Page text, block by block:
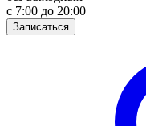
с 7:00 до 20:00
Записаться